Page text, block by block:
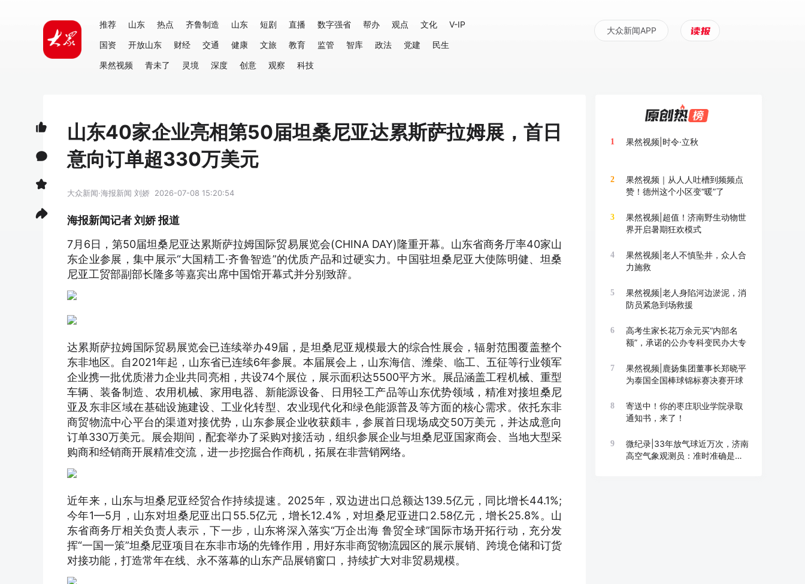
推荐 山东 热点 齐鲁制造 山东 短剧 直播 数字强省 帮办 观点 文化
V-IP
国资
开放山东 财经 交通 健康 文旅 教育 监管 智库 政法 党建
民生
果然视频
青未了 灵境 深度 创意 观察 科技
大众新闻APP
山东40家企业亮相第50届坦桑尼亚达累斯萨拉姆展，首日
意向订单超330万美元
大众新闻·海报新闻 刘娇 2026-07-08 15:20:54
海报新闻记者 刘娇 报道
7月6日，第50届坦桑尼亚达累斯萨拉姆国际贸易展览会(CHINA DAY)隆重开幕。山东省商务厅率40家山
东企业参展，集中展示“大国精工·齐鲁智造”的优质产品和过硬实力。中国驻坦桑尼亚大使陈明健、坦桑
尼亚工贸部副部长隆多等嘉宾出席中国馆开幕式并分别致辞。
达累斯萨拉姆国际贸易展览会已连续举办49届，是坦桑尼亚规模最大的综合性展会，辐射范围覆盖整个
东非地区。自2021年起，山东省已连续6年参展。本届展会上，山东海信、潍柴、临工、五征等行业领军
企业携一批优质潜力企业共同亮相，共设74个展位，展示面积达5500平方米。展品涵盖工程机械、重型
车辆、装备制造、农用机械、家用电器、新能源设备、日用轻工产品等山东优势领域，精准对接坦桑尼
亚及东非区域在基础设施建设、工业化转型、农业现代化和绿色能源普及等方面的核心需求。依托东非
商贸物流中心平台的渠道对接优势，山东参展企业收获颇丰，参展首日现场成交50万美元，并达成意向
订单330万美元。展会期间，配套举办了采购对接活动，组织参展企业与坦桑尼亚国家商会、当地大型采
购商和经销商开展精准交流，进一步挖掘合作商机，拓展在非营销网络。
近年来，山东与坦桑尼亚经贸合作持续提速。2025年，双边进出口总额达139.5亿元，同比增长44.1%;
今年1—5月，山东对坦桑尼亚出口55.5亿元，增长12.4%，对坦桑尼亚进口2.58亿元，增长25.8%。山
东省商务厅相关负责人表示，下一步，山东将深入落实“万企出海 鲁贸全球”国际市场开拓行动，充分发
挥“一国一策”坦桑尼亚项目在东非市场的先锋作用，用好东非商贸物流园区的展示展销、跨境仓储和订货
对接功能，打造常年在线、永不落幕的山东产品展销窗口，持续扩大对非贸易规模。
1 果然视频|时令·立秋
2
果然视频｜从人人吐槽到频频点
赞！德州这个小区变“暖”了
3
果然视频|超值！济南野生动物世
界开启暑期狂欢模式
4
果然视频|老人不慎坠井，众人合
力施救
5
果然视频|老人身陷河边淤泥，消
防员紧急到场救援
6
高考生家长花万余元买“内部名
额”，承诺的公办专科变民办大专
7
果然视频|鹿扬集团董事长郑晓平
为泰国全国棒球锦标赛决赛开球
8
寄送中！你的枣庄职业学院录取
通知书，来了！
9
微纪录|33年放气球近万次，济南
高空气象观测员：准时准确是底